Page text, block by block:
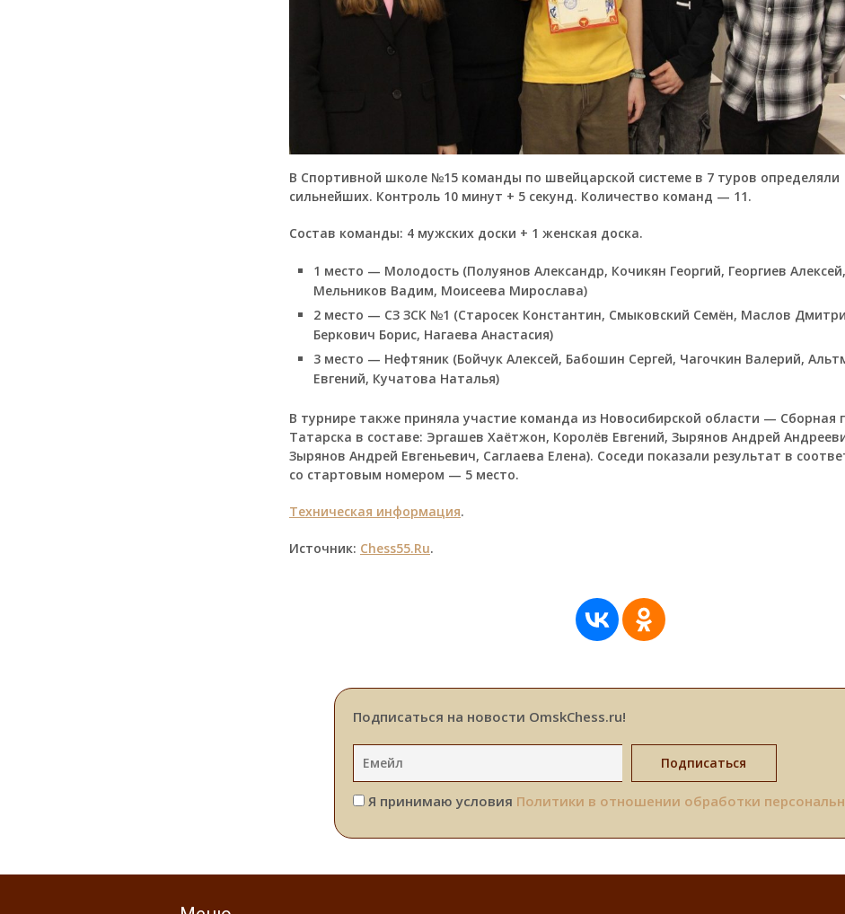
В Спортивной школе №15 команды по швейцарской системе в 7 туров определяли
сильнейших. Контроль 10 минут + 5 секунд. Количество команд — 11.
Состав команды: 4 мужских доски + 1 женская доска.
1 место — Молодость (Полуянов Александр, Кочикян Георгий, Георгиев Алексей,
Мельников Вадим, Моисеева Мирослава)
2 место — СЗ ЗСК №1 (Старосек Константин, Смыковский Семён, Маслов
Беркович Борис, Нагаева Анастасия)
3 место — Нефтяник (Бойчук Алексей, Бабошин Сергей, Чагочкин Валерий,
Евгений, Кучатова Наталья)
В турнире также приняла участие команда из Новосибирской области — Сборная
Татарска в составе: Эргашев Хаётжон, Королёв Евгений, Зырянов Андрей
Зырянов Андрей Евгеньевич, Саглаева Елена). Соседи показали результат в
со стартовым номером — 5 место.
Техническая информация.
Источник: Chess55.Ru.
Подписаться на новости OmskChess.ru!
Я принимаю условия Политики в отношении обработки